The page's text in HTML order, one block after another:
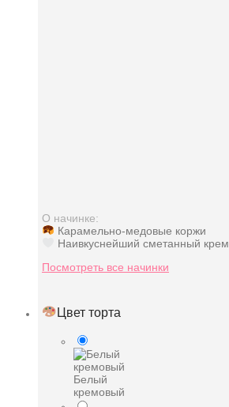
О начинке:
Карамельно-медовые коржи
Наивкуснейший сметанный крем
Посмотреть все начинки
Цвет торта
Белый
кремовый